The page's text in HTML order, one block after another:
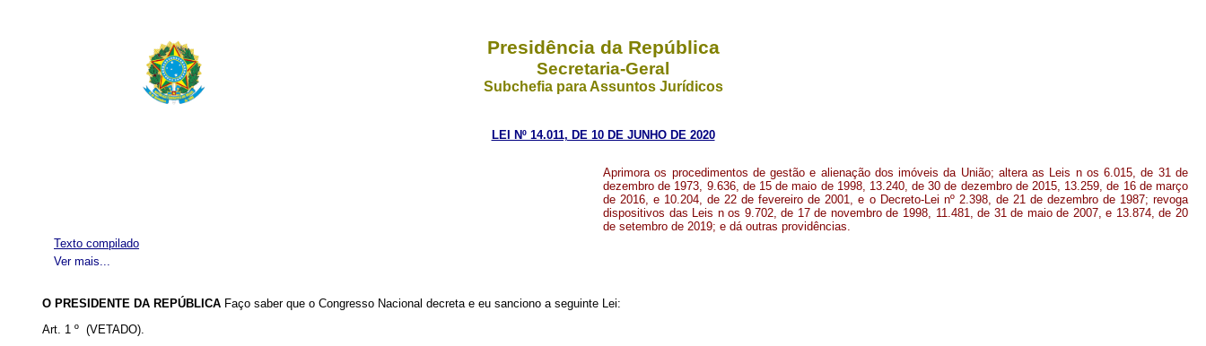
Presidência da República
Secretaria-Geral
Subchefia para Assuntos Jurídicos
LEI Nº 14.011, DE 10 DE JUNHO DE 2020
Aprimora os procedimentos de gestão e alienação dos imóveis da União; altera as Leis n os 6.015, de 31 de
dezembro de 1973, 9.636, de 15 de maio de 1998, 13.240, de 30 de dezembro de 2015, 13.259, de 16 de março
de 2016, e 10.204, de 22 de fevereiro de 2001, e o Decreto-Lei nº 2.398, de 21 de dezembro de 1987; revoga
dispositivos das Leis n os 9.702, de 17 de novembro de 1998, 11.481, de 31 de maio de 2007, e 13.874, de 20
de setembro de 2019; e dá outras providências.
Ver mais...
Texto compilado
O PRESIDENTE DA REPÚBLICA Faço saber que o Congresso Nacional decreta e eu sanciono a seguinte Lei:
Art. 1 º (VETADO).